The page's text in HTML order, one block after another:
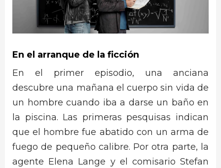
En el arranque de la ficción
En el primer episodio, una anciana
descubre una mañana el cuerpo sin vida de
un hombre cuando iba a darse un baño en
la piscina. Las primeras pesquisas indican
que el hombre fue abatido con un arma de
fuego de pequeño calibre. Por otra parte, la
agente Elena Lange y el comisario Stefan